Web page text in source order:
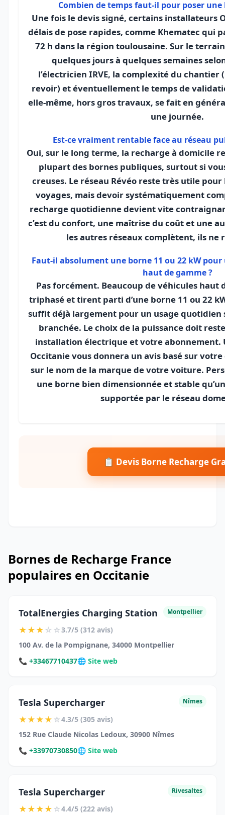
Combien de temps faut-il pour poser une
Une fois le devis signé, certains installateurs
délais de pose rapides, comme Khematec qui
72 h dans la région toulousaine. Sur le
quelques jours à quelques semaines
l’électricien IRVE, la complexité du
revoir) et éventuellement le temps de
elle-même, hors gros travaux, se fait en
une journée.
Est-ce vraiment rentable face au réseau
Oui, sur le long terme, la recharge à domicile
plupart des bornes publiques, surtout si
creuses. Le réseau Révéo reste très utile
voyages, mais devoir systématiquement
recharge quotidienne devient vite
c’est du confort, une maîtrise du coût et une
les autres réseaux complètent, ils ne
Faut-il absolument une borne 11 ou 22 kW
haut de gamme ?
Pas forcément. Beaucoup de véhicules haut
triphasé et tirent parti d’une borne 11 ou 22
suffit déjà largement pour un usage quotidien
branchée. Le choix de la puissance doit
installation électrique et votre abonnement.
Occitanie vous donnera un avis basé sur
sur le nom de la marque de votre voiture.
une borne bien dimensionnée et stable
supportée par le réseau
📋 Devis Borne Recharge
Bornes de Recharge France
populaires en Occitanie
TotalEnergies Charging Station Montpellier
★★★☆☆3.7/5 (312 avis)
100 Av. de la Pompignane, 34000 Montpellier
📞 +33467710437🌐 Site web
Tesla Supercharger Nîmes
★★★★☆4.3/5 (305 avis)
152 Rue Claude Nicolas Ledoux, 30900 Nîmes
📞 +33970730850🌐 Site web
Tesla Supercharger Rivesaltes
★★★★☆4.4/5 (222 avis)